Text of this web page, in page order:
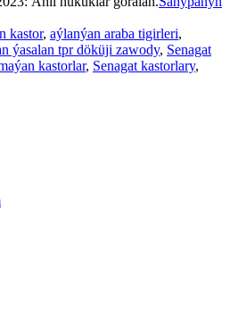
kastor, aýlanýan araba tigirleri,
ýasalan tpr döküji zawody, Senagat
kastorlar, Senagat kastorlary,